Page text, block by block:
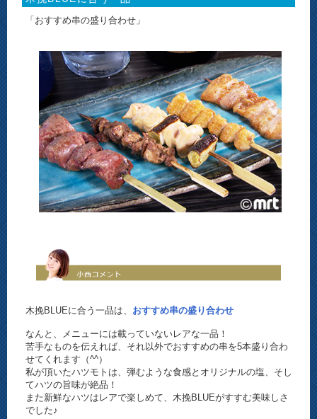
「おすすめ串の盛り合わせ」
木挽BLUEに合う一品は、 おすすめ串の盛り合わせ
なんと、メニューには載っていないレアな一品！
苦手なものを伝えれば、それ以外でおすすめの串を5本盛り合わ
せてくれます（^^）
私が頂いたハツモトは、弾むような食感とオリジナルの塩、そし
てハツの旨味が絶品！
また新鮮なハツはレアで楽しめて、木挽BLUEがすすむ美味しさ
でした♪